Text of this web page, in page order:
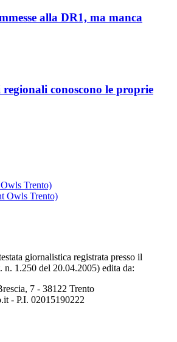
alla DR1, ma manca
conoscono le proprie
Trento)
Owls Trento)
giornalistica registrata presso il
n. 1.250 del 20.04.2005) edita da:
7 - 38122 Trento
- P.I. 02015190222